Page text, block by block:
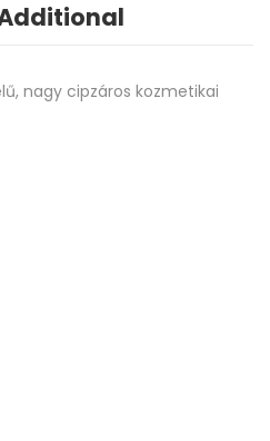
nagy cipzáros kozmetikai